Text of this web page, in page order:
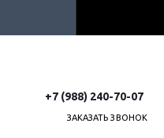
+7 (988) 240-70-07
ЗАКАЗАТЬ ЗВОНОК